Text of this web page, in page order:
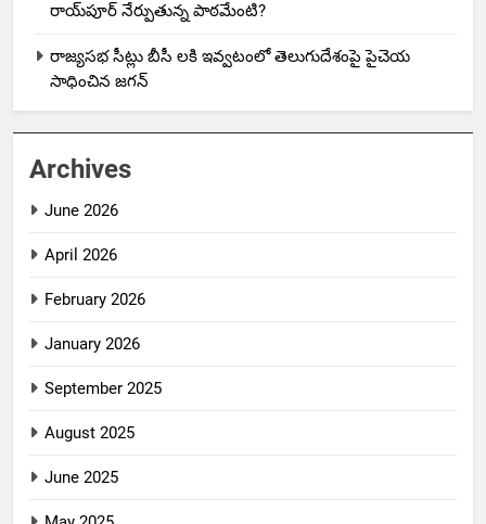
రాయ్‌పూర్ నేర్పుతున్న పాఠమేంటి?
రాజ్యసభ సీట్లు బీసీ లకి ఇవ్వటంలో తెలుగుదేశంపై పైచెయ
సాధించిన జగన్
Archives
June 2026
April 2026
February 2026
January 2026
September 2025
August 2025
June 2025